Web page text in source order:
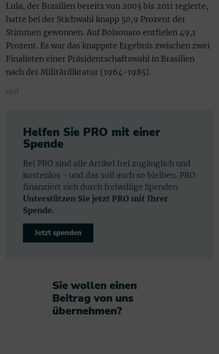
Lula, der Brasilien bereits von 2003 bis 2011 regierte,
hatte bei der Stichwahl knapp 50,9 Prozent der
Stimmen gewonnen. Auf Bolsonaro entfielen 49,1
Prozent. Es war das knappste Ergebnis zwischen zwei
Finalisten einer Präsidentschaftswahl in Brasilien
nach der Militärdiktatur (1964-1985).
epd
Helfen Sie PRO mit einer
Spende
Bei PRO sind alle Artikel frei zugänglich und
kostenlos - und das soll auch so bleiben. PRO
finanziert sich durch freiwillige Spenden.
Unterstützen Sie jetzt PRO mit Ihrer
Spende.
Jetzt spenden
Sie wollen einen
Beitrag von uns
übernehmen?​